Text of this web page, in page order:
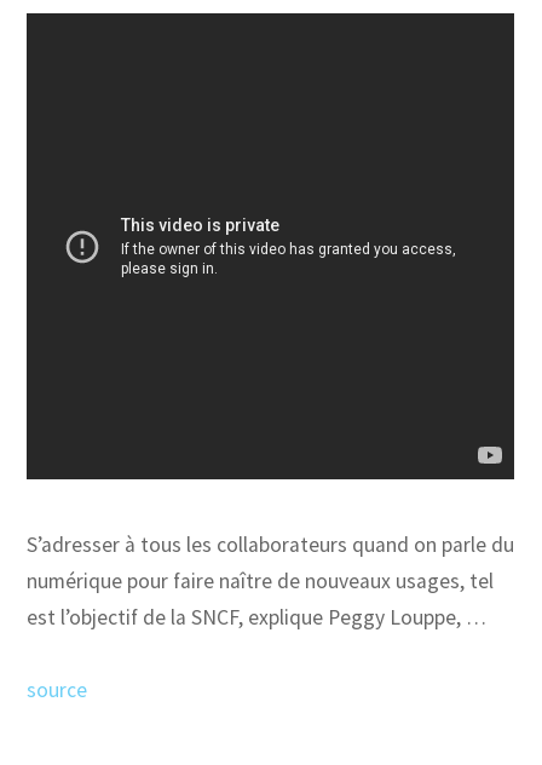
S’adresser à tous les collaborateurs quand on parle du
numérique pour faire naître de nouveaux usages, tel
est l’objectif de la SNCF, explique Peggy Louppe, …
source